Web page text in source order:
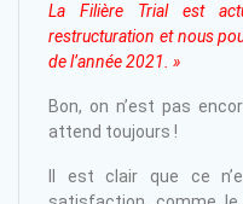
La Filière Trial est
restructuration et nous
de l’année 2021. »
Bon, on n’est pas
attend toujours !
Il est clair que ce